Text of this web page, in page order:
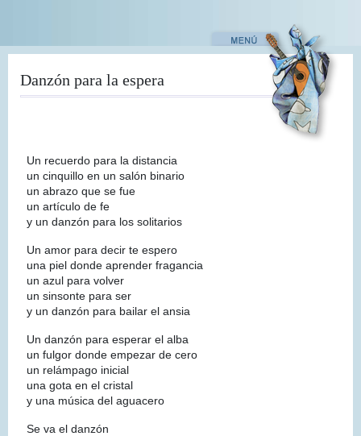
contenido
Danzón para la espera
Un recuerdo para la distancia
un cinquillo en un salón binario
un abrazo que se fue
un artículo de fe
y un danzón para los solitarios
Un amor para decir te espero
una piel donde aprender fragancia
un azul para volver
un sinsonte para ser
y un danzón para bailar el ansia
Un danzón para esperar el alba
un fulgor donde empezar de cero
un relámpago inicial
una gota en el cristal
y una música del aguacero
Se va el danzón